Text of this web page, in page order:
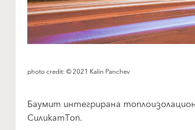
photo credit: © 2021 Kalin Panchev
Баумит интегрирана
СиликатТоп.